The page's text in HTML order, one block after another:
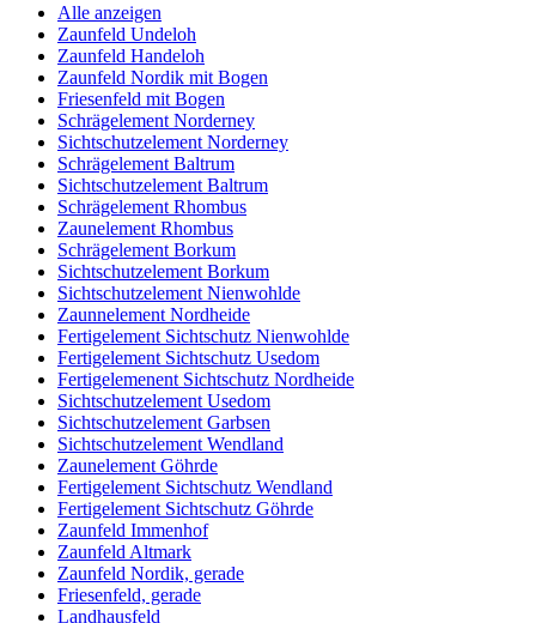
Alle anzeigen
Zaunfeld Undeloh
Zaunfeld Handeloh
Zaunfeld Nordik mit Bogen
Friesenfeld mit Bogen
Schrägelement Norderney
Sichtschutzelement Norderney
Schrägelement Baltrum
Sichtschutzelement Baltrum
Schrägelement Rhombus
Zaunelement Rhombus
Schrägelement Borkum
Sichtschutzelement Borkum
Sichtschutzelement Nienwohlde
Zaunnelement Nordheide
Fertigelement Sichtschutz Nienwohlde
Fertigelement Sichtschutz Usedom
Fertigelemenent Sichtschutz Nordheide
Sichtschutzelement Usedom
Sichtschutzelement Garbsen
Sichtschutzelement Wendland
Zaunelement Göhrde
Fertigelement Sichtschutz Wendland
Fertigelement Sichtschutz Göhrde
Zaunfeld Immenhof
Zaunfeld Altmark
Zaunfeld Nordik, gerade
Friesenfeld, gerade
Landhausfeld